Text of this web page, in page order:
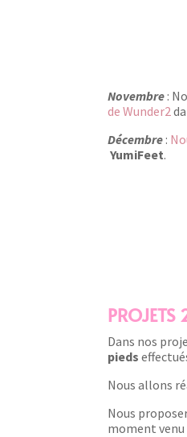
Novembre :
de Wunder2
Décembre :
YumiFeet.
PROJETS
Dans nos
pieds
Nous allons
Nous
moment venu